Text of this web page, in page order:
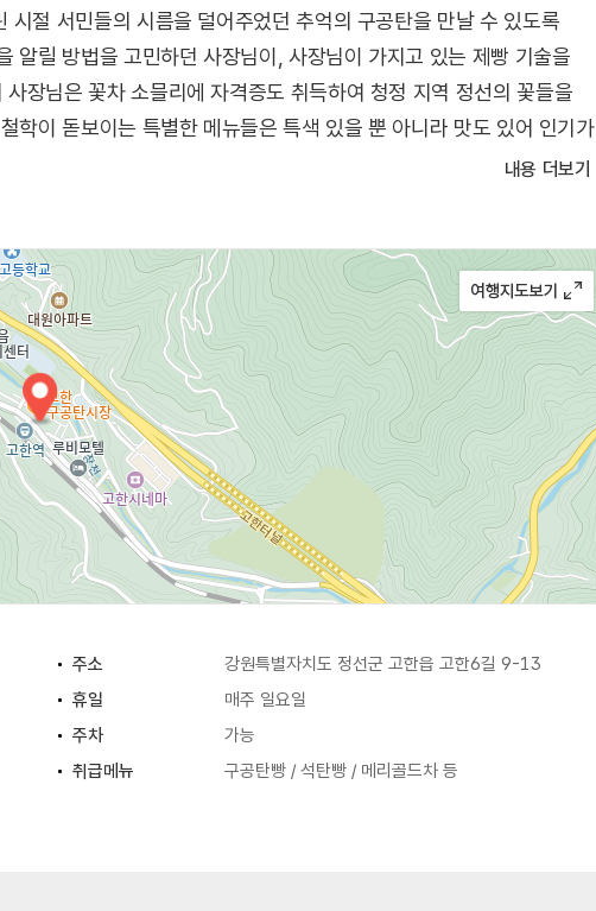
절 서민들의 시름을 덜어주었던 추억의 구공탄을 만날 수 있도록
알릴 방법을 고민하던 사장님이, 사장님이 가지고 있는 제빵 기술을
장님은 꽃차 소믈리에 자격증도 취득하여 청정 지역 정선의 꽃들을
학이 돋보이는 특별한 메뉴들은 특색 있을 뿐 아니라 맛도 있어 인기가
내용 더보기
주소
강원특별자치도 정선군 고한읍 고한6길 9-13
휴일
매주 일요일
주차
가능
취급메뉴 구공탄빵 / 석탄빵 / 메리골드차 등